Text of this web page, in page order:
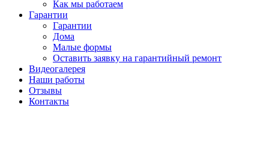
Как мы работаем
Гарантии
Гарантии
Дома
Малые формы
Оставить заявку на гарантийный ремонт
Видеогалерея
Наши работы
Отзывы
Контакты